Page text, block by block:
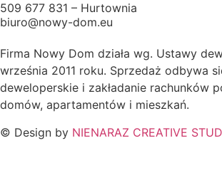
509 677 831 – Hurtownia
biuro@nowy-dom.eu
Firma Nowy Dom działa wg. Ustawy
września 2011 roku. Sprzedaż odbywa
deweloperskie i zakładanie rachunków
domów, apartamentów i mieszkań.
© Design by NIENARAZ CREATIVE